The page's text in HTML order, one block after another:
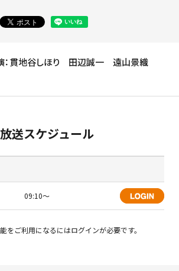
：貫地谷しほり 田辺誠一 遠山景織
放送スケジュール
09:10〜
をご利用になるにはログインが必要です。